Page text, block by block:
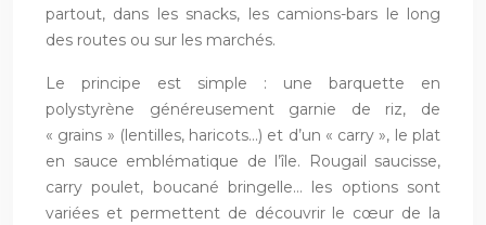
partout, dans les snacks, les camions-bars le long
des routes ou sur les marchés.
Le principe est simple : une barquette en
polystyrène généreusement garnie de riz, de
« grains » (lentilles, haricots…) et d’un « carry », le plat
en sauce emblématique de l’île. Rougail saucisse,
carry poulet, boucané bringelle… les options sont
variées et permettent de découvrir le cœur de la